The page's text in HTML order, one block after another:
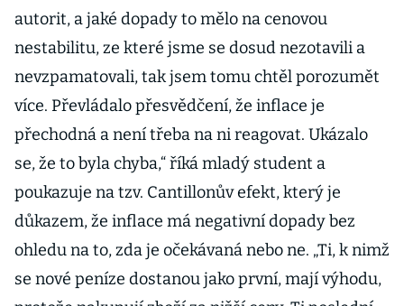
autorit, a jaké dopady to mělo na cenovou
nestabilitu, ze které jsme se dosud nezotavili a
nevzpamatovali, tak jsem tomu chtěl porozumět
více. Převládalo přesvědčení, že inflace je
přechodná a není třeba na ni reagovat. Ukázalo
se, že to byla chyba,“ říká mladý student a
poukazuje na tzv. Cantillonův efekt, který je
důkazem, že inflace má negativní dopady bez
ohledu na to, zda je očekávaná nebo ne. „Ti, k nimž
se nové peníze dostanou jako první, mají výhodu,